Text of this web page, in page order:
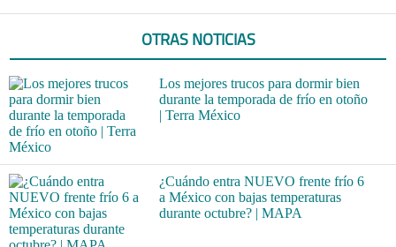
OTRAS NOTICIAS
Los mejores trucos para dormir bien
durante la temporada de frío en otoño
| Terra México
¿Cuándo entra NUEVO frente frío 6
a México con bajas temperaturas
durante octubre? | MAPA